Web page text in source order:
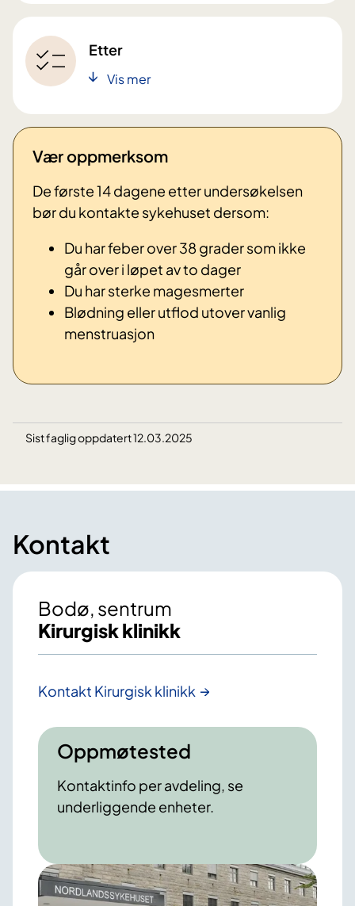
Etter
Vis mer
Vær oppmerksom
De første 14 dagene etter undersøkelsen
bør du kontakte sykehuset dersom:
Du har feber over 38 grader som ikke
går over i løpet av to dager
Du har sterke magesmerter
Blødning eller utflod utover vanlig
menstruasjon
Sist faglig oppdatert 12.03.2025
Kontakt
Bodø, sentrum
Kirurgisk klinikk
Kontakt Kirurgisk klinikk
Oppmøtested
Kontaktinfo per avdeling, se
underliggende enheter.